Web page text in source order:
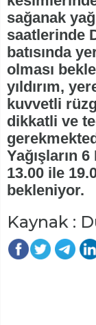
sağanak
saatlerinde
batısında
olması
yıldırım,
kuvvetli
dikkatli ve
Yağışların
13.00 ile
bekleniyor.
Kaynak :